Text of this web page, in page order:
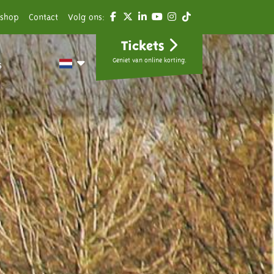
Contact Volg ons:
Tickets
Geniet van online korting.